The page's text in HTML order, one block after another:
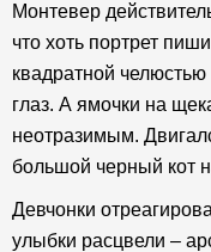
Монтевер
что хоть портрет
квадратной
глаз. А ямочки на
неотразимым.
большой черный кот
Девчонки
улыбки расцвели –